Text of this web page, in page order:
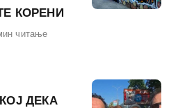
КОРЕНИ
читање
ДЕКА